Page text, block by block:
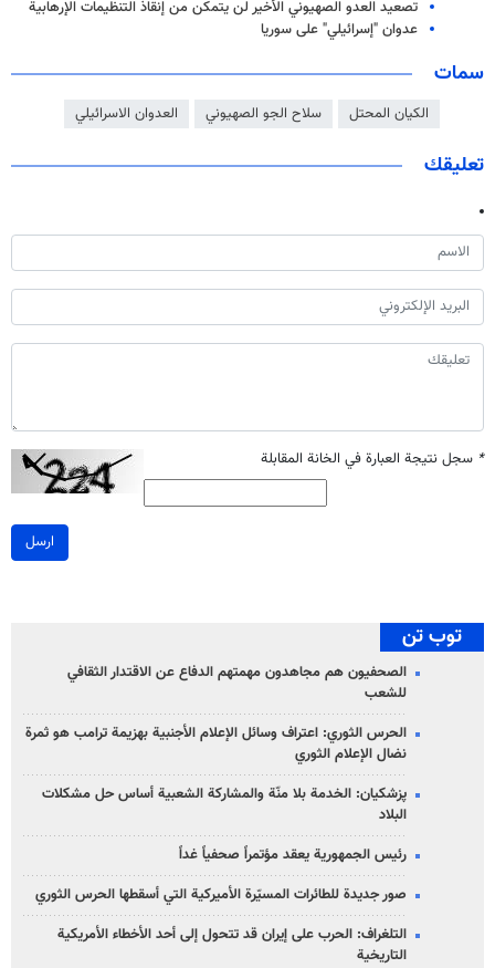
تصعيد العدو الصهيوني الأخير لن يتمكن من إنقاذ التنظيمات الإرهابية
عدوان "إسرائيلي" على سوريا
سمات
الكيان المحتل سلاح الجو الصهیوني العدوان الاسرائيلي
تعليقك
* سجل نتيجة العبارة في الخانة المقابلة
ارسل
توب تن
الصحفيون هم مجاهدون مهمتهم الدفاع عن الاقتدار الثقافي
للشعب
الحرس الثوري: اعتراف وسائل الإعلام الأجنبية بهزيمة ترامب هو ثمرة
نضال الإعلام الثوري
پزشکیان: الخدمة بلا منّة والمشاركة الشعبية أساس حل مشكلات
البلاد
رئيس الجمهورية يعقد مؤتمراً صحفياً غداً
صور جديدة للطائرات المسيّرة الأميركية التي أسقطها الحرس الثوري
التلغراف: الحرب على إيران قد تتحول إلى أحد الأخطاء الأمريكية
التاريخية